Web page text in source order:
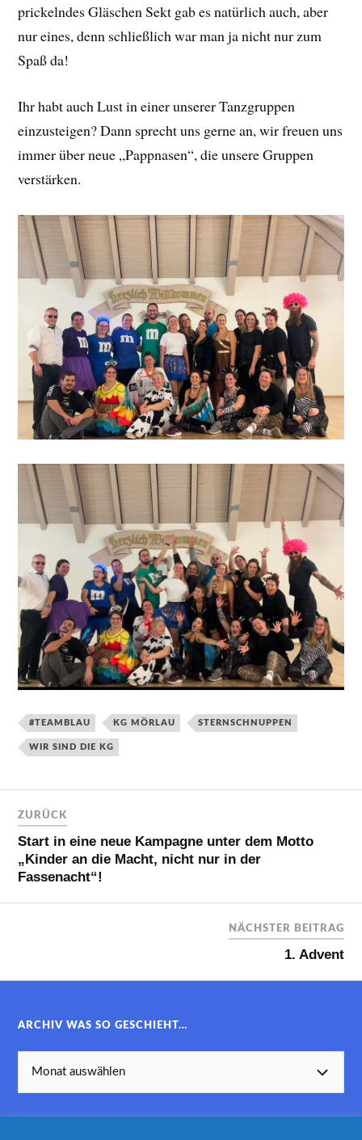
prickelndes Gläschen Sekt gab es natürlich auch, aber
nur eines, denn schließlich war man ja nicht nur zum
Spaß da!
Ihr habt auch Lust in einer unserer Tanzgruppen
einzusteigen? Dann sprecht uns gerne an, wir freuen uns
immer über neue „Pappnasen“, die unsere Gruppen
verstärken.
#TEAMBLAU KG MÖRLAU STERNSCHNUPPEN
WIR SIND DIE KG
ZURÜCK
Start in eine neue Kampagne unter dem Motto
„Kinder an die Macht, nicht nur in der
Fassenacht“!
NÄCHSTER BEITRAG
1. Advent
ARCHIV WAS SO GESCHIEHT…